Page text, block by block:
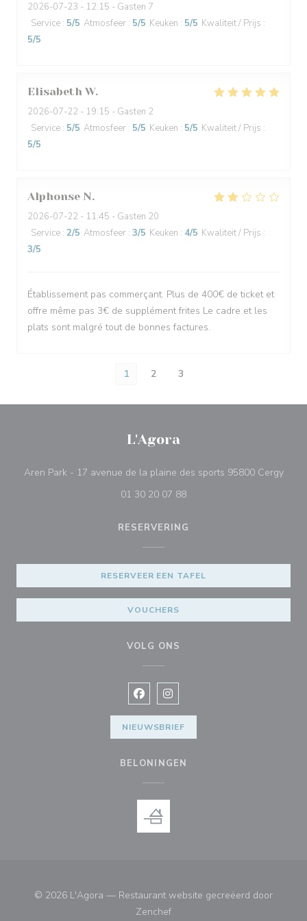
2026-07-23 - 12:15 - Gasten 7
Service : 5/5 Atmosfeer : 5/5 Keuken : 5/5 Kwaliteit / Prijs :
5/5
Elisabeth W
2026-07-22 - 19:15 - Gasten 2
Service : 5/5 Atmosfeer : 5/5 Keuken : 5/5 Kwaliteit / Prijs :
5/5
Alphonse N
2026-07-22 - 11:45 - Gasten 20
Service : 2/5 Atmosfeer : 3/5 Keuken : 4/5 Kwaliteit / Prijs :
3/5
Établissement pas commerçant. Plus de 400€ de ticket et
offre même pas 3€ de supplément frites Le cadre et les
plats sont malgré tout de bonnes factures.
1 2 3
L'Agora
Aren Park - 17 avenue de la plaine des sports 95800 Cergy
01 30 20 07 88
RESERVERING
RESERVEER EEN TAFEL
VOUCHERS
VOLG ONS
Facebook ((opent in een nieuw
Instagram ((opent in een
NIEUWSBRIEF
BELONINGEN
© 2026 L'Agora — Restaurant website gecreëerd door
Zenchef((opent in een nieuw venster))